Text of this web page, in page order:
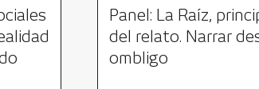
Panel: La Raíz,
del relato. Narrar
ombligo